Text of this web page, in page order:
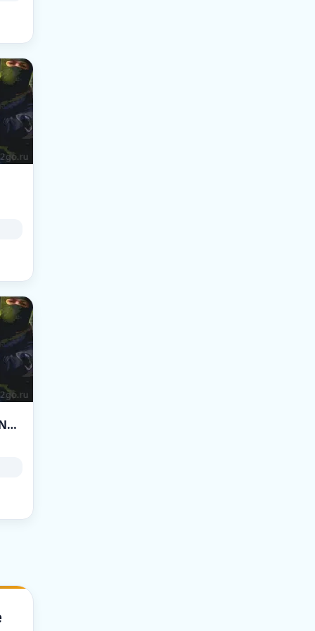
CS.DEVILZ.RO • [CASINO # BATTLEPASS # AGENTS # SKINS]